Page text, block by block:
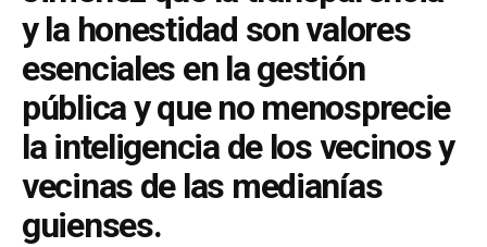
y la honestidad son valores
esenciales en la gestión
pública y que no menosprecie
la inteligencia de los vecinos y
vecinas de las medianías
guienses.